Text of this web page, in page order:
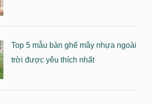
Top 5 mẫu bàn ghế mây nhựa ngoài
trời được yêu thích nhất